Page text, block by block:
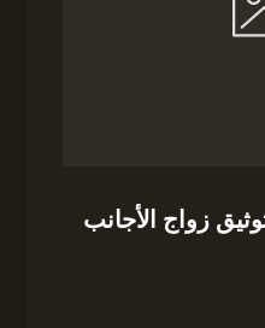
زواج الأجانب